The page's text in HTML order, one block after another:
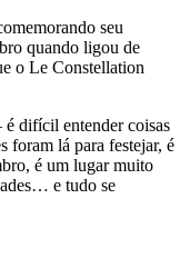
seu
quando ligou de
o Le Constellation
é difícil entender coisas
foram lá para festejar, é
é um lugar muito
e tudo se